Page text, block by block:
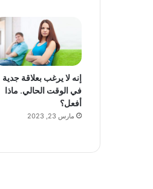
إنه لا يرغب بعلاقة جدية
في الوقت الحالي. ماذا
أفعل؟
مارس 23, 2023